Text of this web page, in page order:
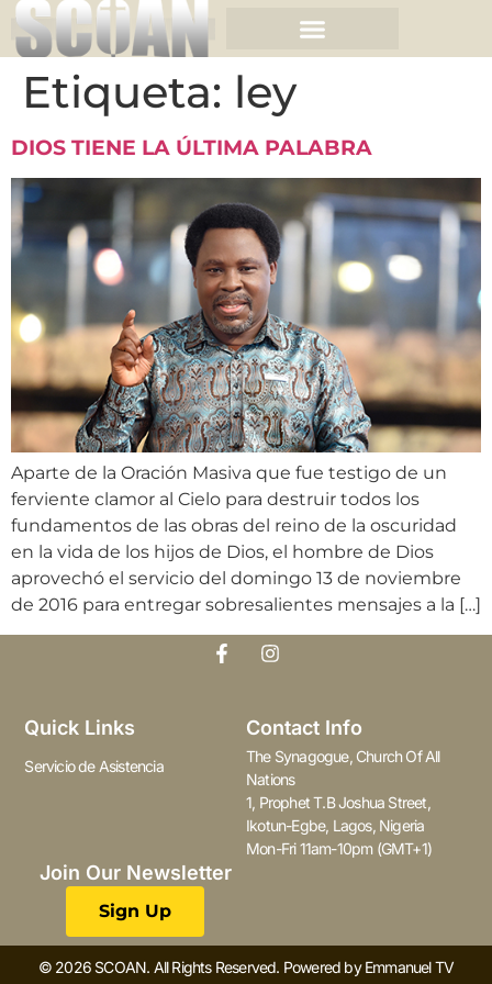
Etiqueta: ley
DIOS TIENE LA ÚLTIMA PALABRA
Aparte de la Oración Masiva que fue testigo de un
ferviente clamor al Cielo para destruir todos los
fundamentos de las obras del reino de la oscuridad
en la vida de los hijos de Dios, el hombre de Dios
aprovechó el servicio del domingo 13 de noviembre
de 2016 para entregar sobresalientes mensajes a la […]
Quick Links
Servicio de Asistencia
Contact Info
The Synagogue, Church Of All
Nations
1, Prophet T.B Joshua Street,
Ikotun-Egbe, Lagos, Nigeria
Mon-Fri 11am-10pm (GMT+1)
Join Our Newsletter
Sign Up
© 2026 SCOAN. All Rights Reserved. Powered by Emmanuel TV